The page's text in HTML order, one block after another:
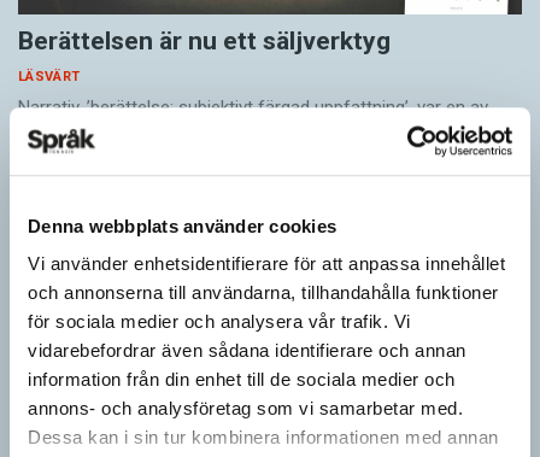
Denna webbplats använder cookies
Vi använder enhetsidentifierare för att anpassa innehållet
och annonserna till användarna, tillhandahålla funktioner
för sociala medier och analysera vår trafik. Vi
vidarebefordrar även sådana identifierare och annan
information från din enhet till de sociala medier och
annons- och analysföretag som vi samarbetar med.
Dessa kan i sin tur kombinera informationen med annan
Berättelsen är nu ett säljverktyg
LÄSVÄRT
Narrativ, ’berättelse; subjektivt färgad uppfattning’, var en av
nykomlingarna i 2026 års upplaga av Svenska Akademiens
ordlista, SAOL. Som adjektiv har narrativ, ’berättande’, funnits